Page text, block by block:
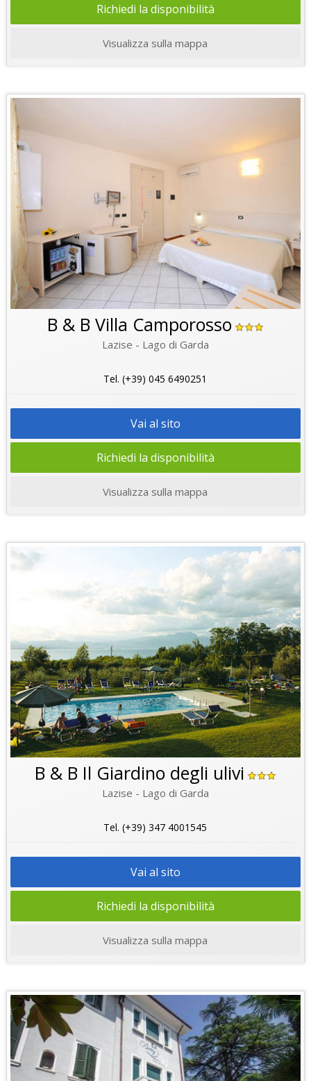
Richiedi la disponibilità
Visualizza sulla mappa
B & B Villa Camporosso
Lazise - Lago di Garda
Tel. (+39) 045 6490251
Vai al sito
Richiedi la disponibilità
Visualizza sulla mappa
B & B Il Giardino degli ulivi
Lazise - Lago di Garda
Tel. (+39) 347 4001545
Vai al sito
Richiedi la disponibilità
Visualizza sulla mappa